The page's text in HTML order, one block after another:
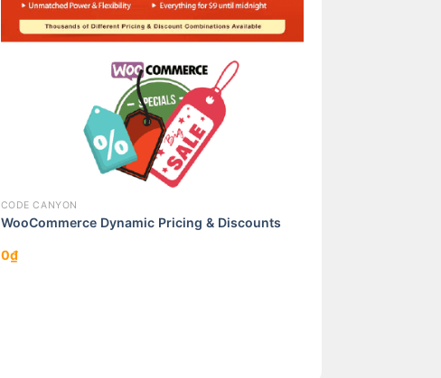
CODE CANYON
WooCommerce Dynamic Pricing & Discounts
0₫